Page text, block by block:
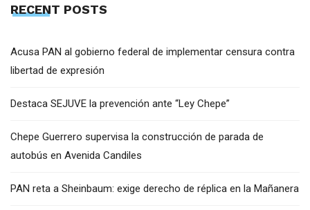
RECENT POSTS
Acusa PAN al gobierno federal de implementar censura contra
libertad de expresión
Destaca SEJUVE la prevención ante “Ley Chepe”
Chepe Guerrero supervisa la construcción de parada de
autobús en Avenida Candiles
PAN reta a Sheinbaum: exige derecho de réplica en la Mañanera